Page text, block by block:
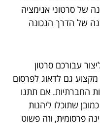
של סרטוני אנימציה
של הדרך הנכונה
עבורכם סרטון
גם לדאוג לפרסום
החברתיות. אם תתנו
שתוכלו ליהנות
פרסומית, וזה פשוט